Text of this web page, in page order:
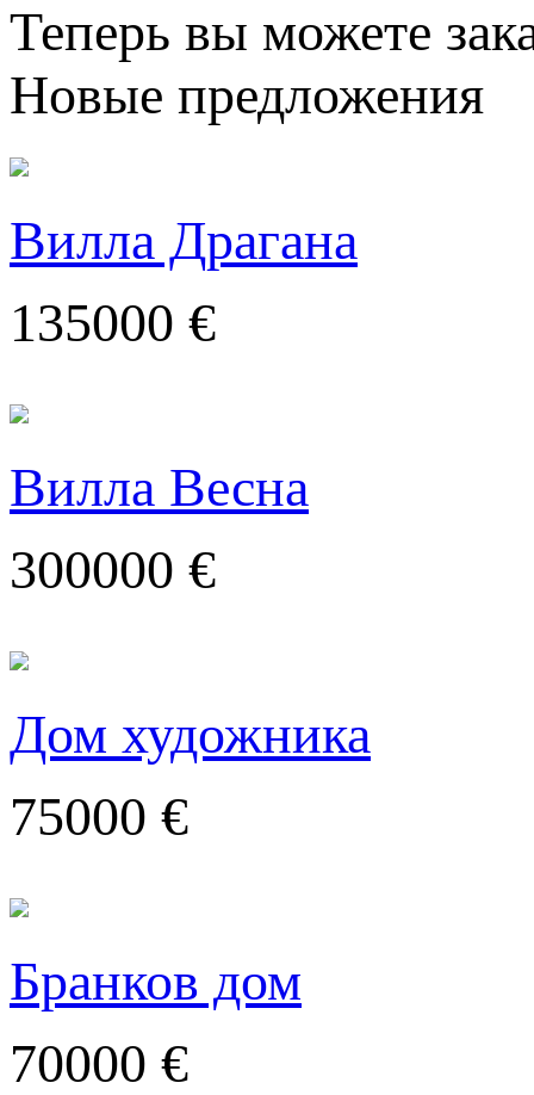
Теперь вы можете
Новые предложения
Вилла Драгана
135000 €
Вилла Весна
300000 €
Дом художника
75000 €
Бранков дом
70000 €